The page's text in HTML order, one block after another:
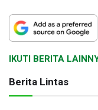
IKUTI BERITA
Berita Lintas